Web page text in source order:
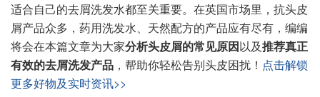
适合自己的去屑洗发水都至关重要。在英国市场里，抗头皮
屑产品众多，药用洗发水、天然配方的产品应有尽有，编编
将会在本篇文章为大家分析头皮屑的常见原因以及推荐真正
有效的去屑洗发产品 ，帮助你轻松告别头皮困扰！ 点击解锁
更多好物及实时资讯>>